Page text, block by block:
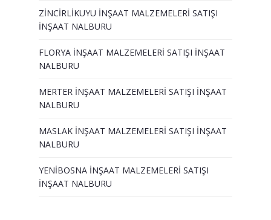
ZİNCİRLİKUYU İNŞAAT MALZEMELERİ SATIŞI
İNŞAAT NALBURU
FLORYA İNŞAAT MALZEMELERİ SATIŞI İNŞAAT
NALBURU
MERTER İNŞAAT MALZEMELERİ SATIŞI İNŞAAT
NALBURU
MASLAK İNŞAAT MALZEMELERİ SATIŞI İNŞAAT
NALBURU
YENİBOSNA İNŞAAT MALZEMELERİ SATIŞI
İNŞAAT NALBURU